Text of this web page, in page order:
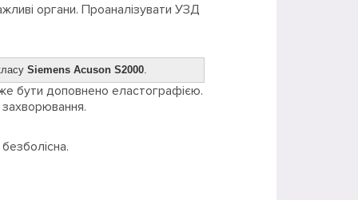
органи. Проаналізувати УЗД
Siemens Acuson S2000.
бути доповнено еластографією.